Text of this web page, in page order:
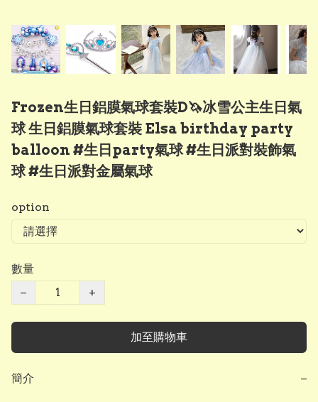
Frozen生日鋁膜氣球套裝D🦄冰雪公主生日氣
球 生日鋁膜氣球套裝 Elsa birthday party
balloon #生日party氣球 #生日派對裝飾氣
球 #生日派對金屬氣球
option
數量
−
+
加至購物車
簡介 −